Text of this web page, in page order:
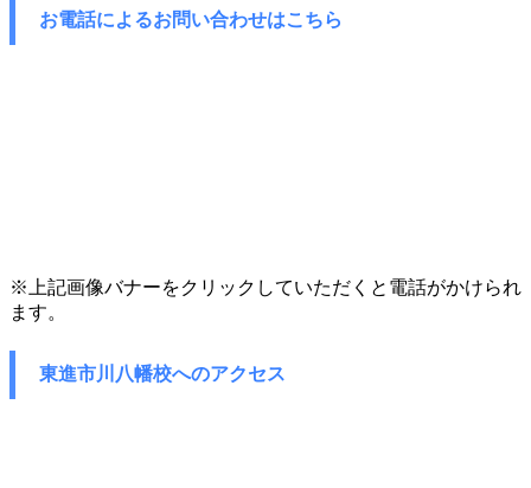
お電話によるお問い合わせはこちら
※上記画像バナーをクリックしていただくと電話がかけられ
ます。
東進市川八幡校へのアクセス